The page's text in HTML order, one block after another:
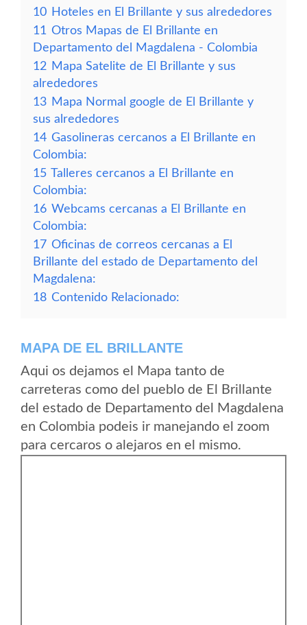
10 Hoteles en El Brillante y sus alrededores
11 Otros Mapas de El Brillante en
Departamento del Magdalena - Colombia
12 Mapa Satelite de El Brillante y sus
alrededores
13 Mapa Normal google de El Brillante y
sus alrededores
14 Gasolineras cercanos a El Brillante en
Colombia:
15 Talleres cercanos a El Brillante en
Colombia:
16 Webcams cercanas a El Brillante en
Colombia:
17 Oficinas de correos cercanas a El
Brillante del estado de Departamento del
Magdalena:
18 Contenido Relacionado:
MAPA DE EL BRILLANTE
Aqui os dejamos el Mapa tanto de
carreteras como del pueblo de El Brillante
del estado de Departamento del Magdalena
en Colombia podeis ir manejando el zoom
para cercaros o alejaros en el mismo.